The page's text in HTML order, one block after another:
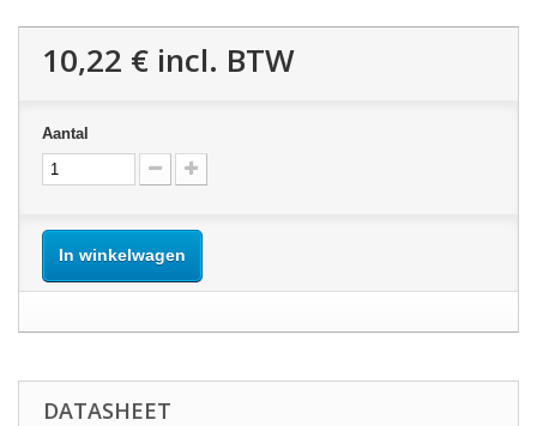
10,22 € incl. BTW
Aantal
In winkelwagen
DATASHEET